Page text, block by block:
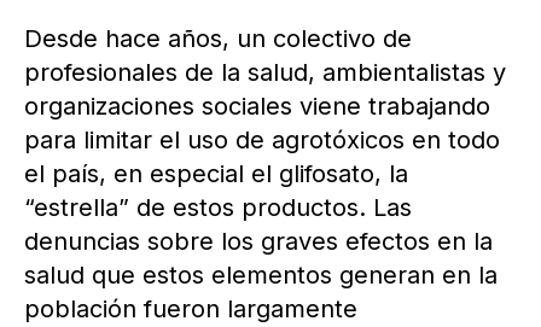
Desde hace años, un colectivo de
profesionales de la salud, ambientalistas y
organizaciones sociales viene trabajando
para limitar el uso de agrotóxicos en todo
el país, en especial el glifosato, la
“estrella” de estos productos. Las
denuncias sobre los graves efectos en la
salud que estos elementos generan en la
población fueron largamente